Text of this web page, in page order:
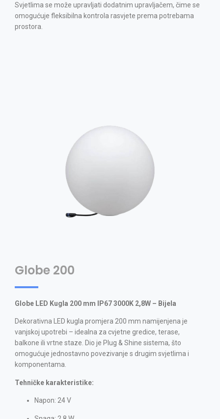
Svjetlima se može upravljati dodatnim upravljačem, čime se
omogućuje fleksibilna kontrola rasvjete prema potrebama
prostora.
Globe 200
Globe LED Kugla 200 mm IP67 3000K 2,8W – Bijela
Dekorativna LED kugla promjera 200 mm namijenjena je
vanjskoj upotrebi – idealna za cvjetne gredice, terase,
balkone ili vrtne staze. Dio je Plug & Shine sistema, što
omogućuje jednostavno povezivanje s drugim svjetlima i
komponentama.
Tehničke karakteristike:
Napon: 24 V